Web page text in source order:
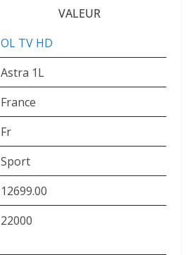
VALEUR
OL TV HD
Astra 1L
France
Fr
Sport
12699.00
22000